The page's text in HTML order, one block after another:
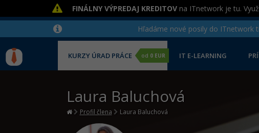
FINÁLNY VÝPREDAJ KREDITOV na ITnetwork je tu.
Hľadáme nové posily do ITnetwork
KURZY ÚRAD PRÁCE od 0 EUR IT E-LEARNING
Laura Baluchová
Profil člena Laura Baluchová